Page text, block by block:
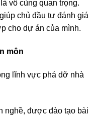
vô cùng quan trọng.
chủ đầu tư đánh giá
cho dự án của mình.
môn
lĩnh vực phá dỡ nhà
nghề, được đào tạo bài